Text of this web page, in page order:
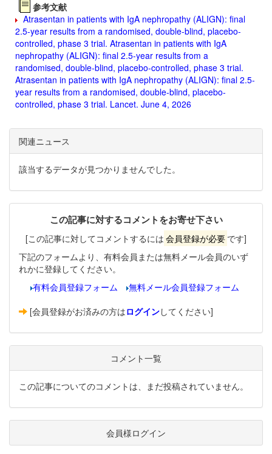
参考文献
Atrasentan in patients with IgA nephropathy (ALIGN): final
2.5-year results from a randomised, double-blind, placebo-
controlled, phase 3 trial. Atrasentan in patients with IgA
nephropathy (ALIGN): final 2.5-year results from a
randomised, double-blind, placebo-controlled, phase 3 trial.
Atrasentan in patients with IgA nephropathy (ALIGN): final 2.5-
year results from a randomised, double-blind, placebo-
controlled, phase 3 trial. Lancet. June 4, 2026
関連ニュース
該当するデータが見つかりませんでした。
この記事に対するコメントをお寄せ下さい
[この記事に対してコメントするには 会員登録が必要 です]
下記のフォームより、有料会員または無料メール会員のいず
れかに登録してください。
有料会員登録フォーム
無料メール会員登録フォーム
[会員登録がお済みの方はログインしてください]
コメント一覧
この記事についてのコメントは、まだ投稿されていません。
会員様ログイン